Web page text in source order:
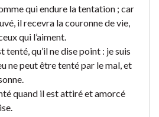
qui endure la tentation ; car
il recevra la couronne de vie,
qui l’aiment.
tenté, qu’il ne dise point : je suis
ne peut être tenté par le mal, et
quand il est attiré et amorcé